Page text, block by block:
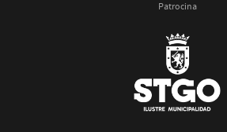
Patrocina